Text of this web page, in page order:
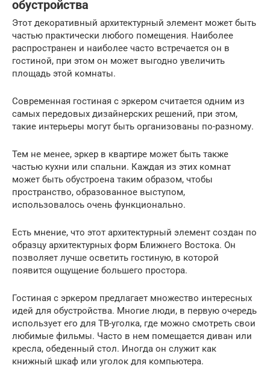
обустройства
Этот декоративный архитектурный элемент может быть
частью практически любого помещения. Наиболее
распространен и наиболее часто встречается он в
гостиной, при этом он может выгодно увеличить
площадь этой комнаты.
Современная гостиная с эркером считается одним из
самых передовых дизайнерских решений, при этом,
такие интерьеры могут быть организованы по-разному.
Тем не менее, эркер в квартире может быть также
частью кухни или спальни. Каждая из этих комнат
может быть обустроена таким образом, чтобы
пространство, образованное выступом,
использовалось очень функционально.
Есть мнение, что этот архитектурный элемент создан по
образцу архитектурных форм Ближнего Востока. Он
позволяет лучше осветить гостиную, в которой
появится ощущение большего простора.
Гостиная с эркером предлагает множество интересных
идей для обустройства. Многие люди, в первую очередь
использует его для ТВ-уголка, где можно смотреть свои
любимые фильмы. Часто в нем помещается диван или
кресла, обеденный стол. Иногда он служит как
книжный шкаф или уголок для компьютера.